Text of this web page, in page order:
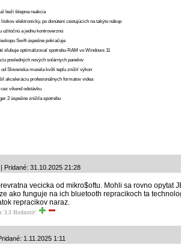
beží štiepna reakcia
elektronicky, po donútení cestujúcich na takýto nákup
užitočnú a jednu kontroverznú
Swift úspešne pokračuje
sľubuje optimalizovať spotrebu RAM vo Windows 11
posledných nových solárnych panelov
Slovenska musela kvôli teplu znížiť výkon
akceleráciu profesionálnych formátov videa
víkend odstávku
2 úspešne znížila spotrebu
Pridané: 31.10.2025 21:28
vecicka od mikro$oftu. Mohli sa rovno opytat
ako funguje na ich bluetooth repracikoch ta
repracikov naraz.
3.3 Hodnotiť:
1.11.2025 1:11